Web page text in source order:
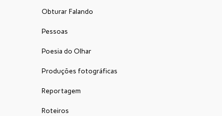
Obturar Falando
Pessoas
Poesia do Olhar
Produções fotográficas
Reportagem
Roteiros